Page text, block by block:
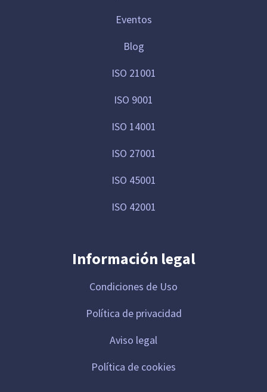
Eventos
Blog
ISO 21001
ISO 9001
ISO 14001
ISO 27001
ISO 45001
ISO 42001
Información legal
Condiciones de Uso
Política de privacidad
Aviso legal
Política de cookies